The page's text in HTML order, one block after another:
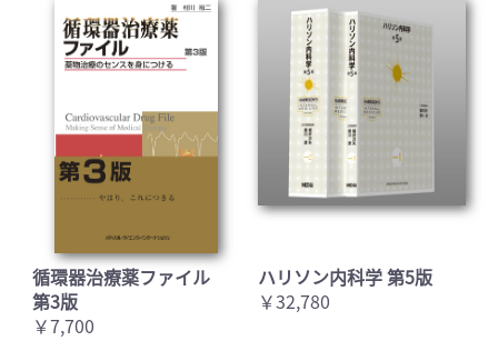
循環器治療薬ファイル
第3版
￥7,700
ハリソン内科学 第5版
￥32,780